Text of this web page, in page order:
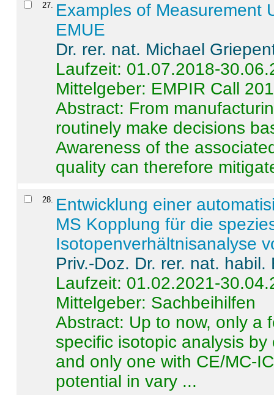
27. Examples of Measurement
EMUE
Dr. rer. nat. Michael
Laufzeit: 01.07.2018-
Mittelgeber: EMPIR Call
Abstract: From
routinely make decisions
Awareness of the
quality can therefore
28. Entwicklung einer
MS Kopplung für die
Isotopenverhältnisanalyse
Priv.-Doz. Dr. rer. nat.
Laufzeit: 01.02.2021-
Mittelgeber: Sachbeihilfen
Abstract: Up to now, only a
specific isotopic analysis
and only one with CE/MC-
potential in vary ...